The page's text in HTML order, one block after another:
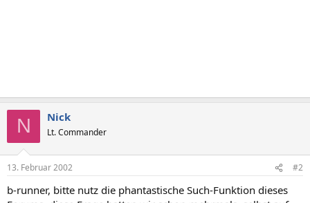
N Nick
Lt. Commander
13. Februar 2002 #2
b-runner, bitte nutz die phantastische Such-Funktion dieses